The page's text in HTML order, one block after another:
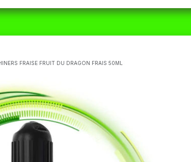
FRAISE FRUIT DU DRAGON FRAIS 50ML